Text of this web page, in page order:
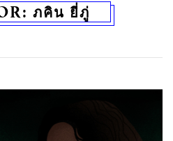
ภคิน ยี่ภู่